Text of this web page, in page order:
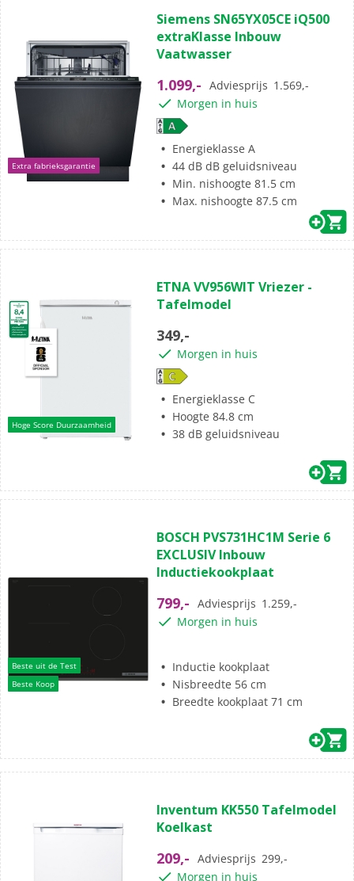
Extra fabrieksgarantie
Siemens SN65YX05CE iQ500
extraKlasse Inbouw
Vaatwasser
1.099,- Adviesprijs 1.569,-
Morgen in huis
Energieklasse A
44 dB dB geluidsniveau
Min. nishoogte 81.5 cm
Max. nishoogte 87.5 cm
Hoge Score Duurzaamheid
ETNA VV956WIT Vriezer -
Tafelmodel
349,-
Morgen in huis
Energieklasse C
Hoogte 84.8 cm
38 dB geluidsniveau
Beste uit de Test
Beste Koop
BOSCH PVS731HC1M Serie 6
EXCLUSIV Inbouw
Inductiekookplaat
799,- Adviesprijs 1.259,-
Morgen in huis
Inductie kookplaat
Nisbreedte 56 cm
Breedte kookplaat 71 cm
Inventum KK550 Tafelmodel
Koelkast
209,- Adviesprijs 299,-
Morgen in huis